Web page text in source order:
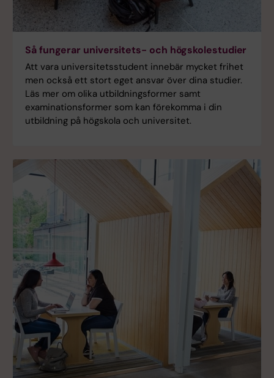
Så fungerar universitets- och högskolestudier
Att vara universitetsstudent innebär mycket frihet
men också ett stort eget ansvar över dina studier.
Läs mer om olika utbildningsformer samt
examinationsformer som kan förekomma i din
utbildning på högskola och universitet.